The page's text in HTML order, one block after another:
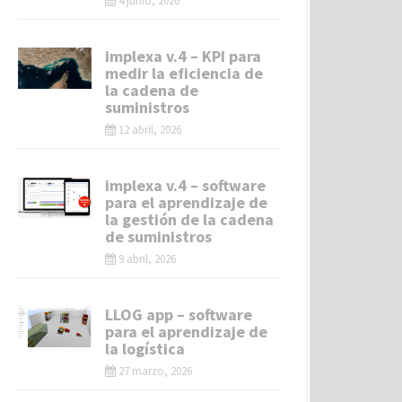
implexa v.4 – KPI para
medir la eficiencia de
la cadena de
suministros
12 abril, 2026
implexa v.4 – software
para el aprendizaje de
la gestión de la cadena
de suministros
9 abril, 2026
LLOG app – software
para el aprendizaje de
la logística
27 marzo, 2026